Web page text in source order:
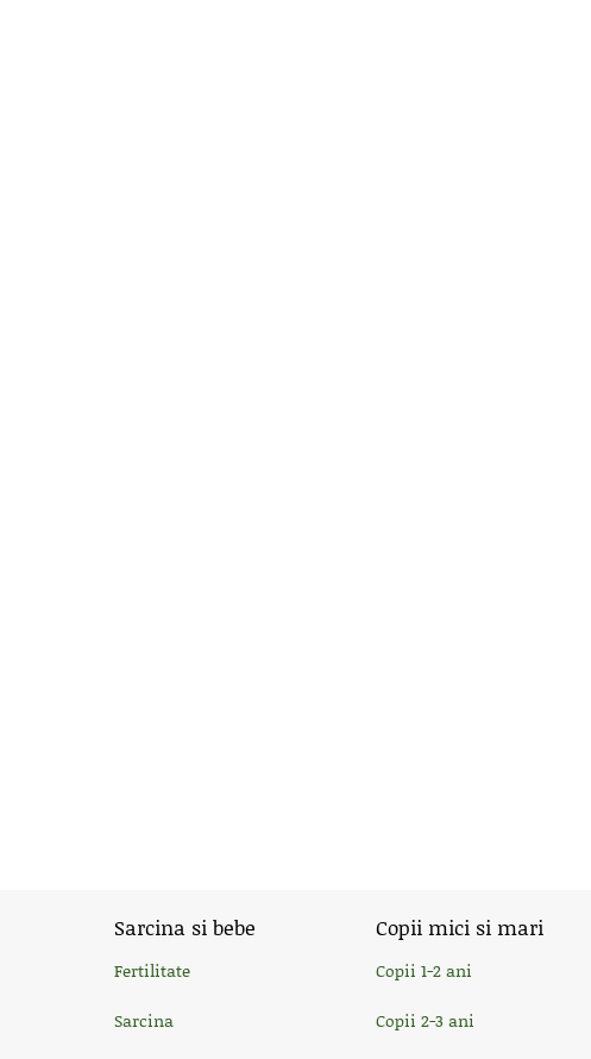
Sarcina si bebe
Fertilitate
Sarcina
Copii mici si mari
Copii 1-2 ani
Copii 2-3 ani